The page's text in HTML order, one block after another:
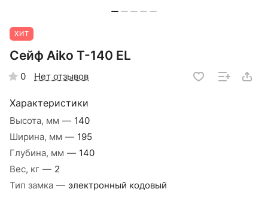
ХИТ
Сейф Aiko Т-140 EL
0 Нет отзывов
Характеристики
Высота, мм — 140
Ширина, мм — 195
Глубина, мм — 140
Вес, кг — 2
Тип замка — электронный кодовый